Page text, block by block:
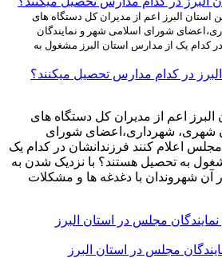
استان البرز اعم از مدیران کل دستگاه های
شورای اسلامی شهر و نمایندگان
کدام یک از مدارس استان البرز مشغول به
در کدام مدارس تحصیل میکنند؟
اعم از مدیران کل دستگاه های
شهری، شهرداری،اعضای شورای
اعلام کنند فرزندانشان در کدام یک
به تحصیل هستند؟ با نزدیک شدن به
آن شهروندان با دغدغه ها و مشکلات
مجلس در استان البرز